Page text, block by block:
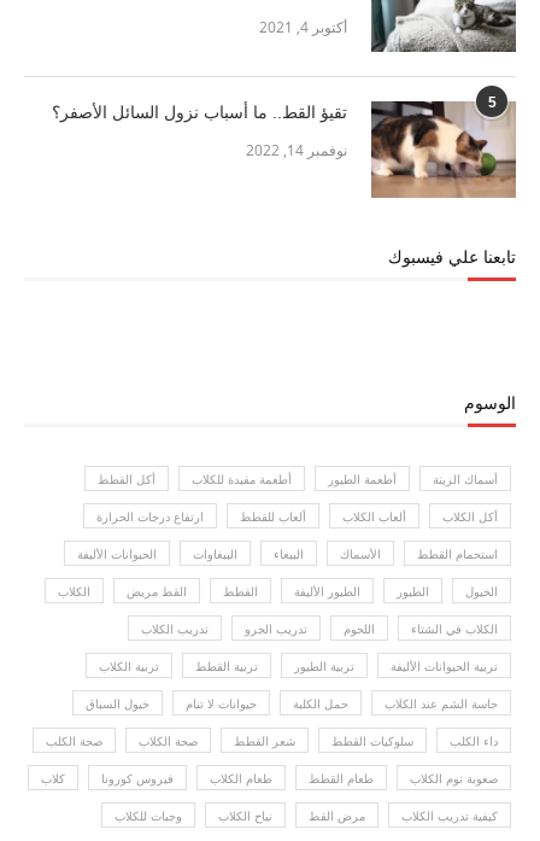
أكتوبر 4, 2021
5 تقيؤ القط.. ما أسباب نزول السائل الأصفر؟
نوفمبر 14, 2022
تابعنا علي فيسبوك
الوسوم
أسماك الزينة أطعمة الطيور أطعمة مفيدة للكلاب أكل القطط
أكل الكلاب ألعاب الكلاب ألعاب للقطط ارتفاع درجات الحرارة
استحمام القطط الأسماك الببغاء الببغاوات الحيوانات الأليفة
الخيول الطيور الطيور الأليفة القطط القط مريض الكلاب
الكلاب في الشتاء اللحوم تدريب الجرو تدريب الكلاب
تربية الحيوانات الأليفة تربية الطيور تربية القطط تربية الكلاب
حاسة الشم عند الكلاب حمل الكلبة حيوانات لا تنام خيول السباق
داء الكلب سلوكيات القطط شعر القطط صحة الكلاب صحة الكلب
صعوبة نوم الكلاب طعام القطط طعام الكلاب فيروس كورونا كلاب
كيفية تدريب الكلاب مرض القط نباح الكلاب وجبات للكلاب